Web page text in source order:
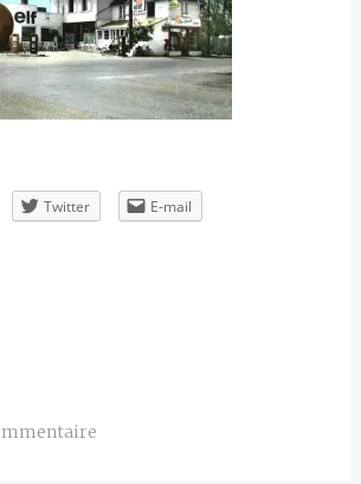
Twitter E-mail